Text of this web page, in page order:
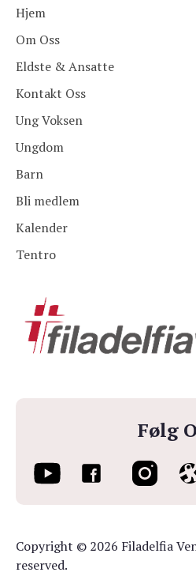
Følg
Hjem
Om Oss
Eldste & Ansatte
Kontakt Oss
Ung Voksen
Ungdom
Barn
Bli medlem
Kalender
Tentro
Copyright © 2026 Filadelfia
reserved.